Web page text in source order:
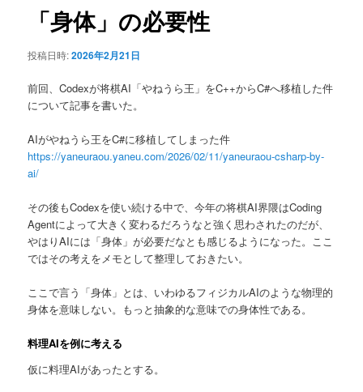
ン
ン
ツ
移
動
「身体」の必要性
投稿日時:2026年2月21日
前回、Codexが将棋AI「やねうら王」をC++からC#へ移植した件
について記事を書いた。
AIがやねうら王をC#に移植してしまった件
https://yaneuraou.yaneu.com/2026/02/11/yaneuraou-csharp-by-
ai/
その後もCodexを使い続ける中で、今年の将棋AI界隈はCoding
Agentによって大きく変わるだろうなと強く思わされたのだが、
やはりAIには「身体」が必要だなとも感じるようになった。ここ
ではその考えをメモとして整理しておきたい。
ここで言う「身体」とは、いわゆるフィジカルAIのような物理的
身体を意味しない。もっと抽象的な意味での身体性である。
料理AIを例に考える
仮に料理AIがあったとする。